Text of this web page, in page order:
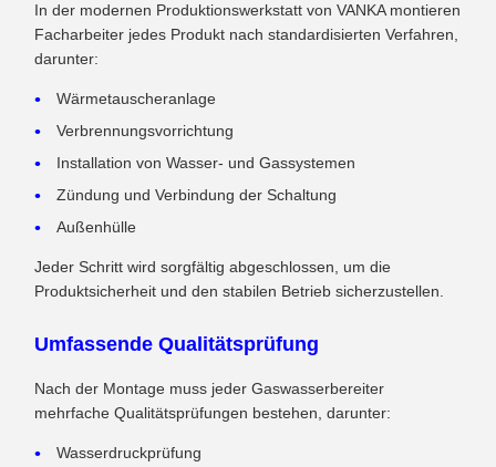
In der modernen Produktionswerkstatt von VANKA montieren
Facharbeiter jedes Produkt nach standardisierten Verfahren,
darunter:
Wärmetauscheranlage
Verbrennungsvorrichtung
Installation von Wasser- und Gassystemen
Zündung und Verbindung der Schaltung
Außenhülle
Jeder Schritt wird sorgfältig abgeschlossen, um die
Produktsicherheit und den stabilen Betrieb sicherzustellen.
Umfassende Qualitätsprüfung
Nach der Montage muss jeder Gaswasserbereiter
mehrfache Qualitätsprüfungen bestehen, darunter:
Wasserdruckprüfung